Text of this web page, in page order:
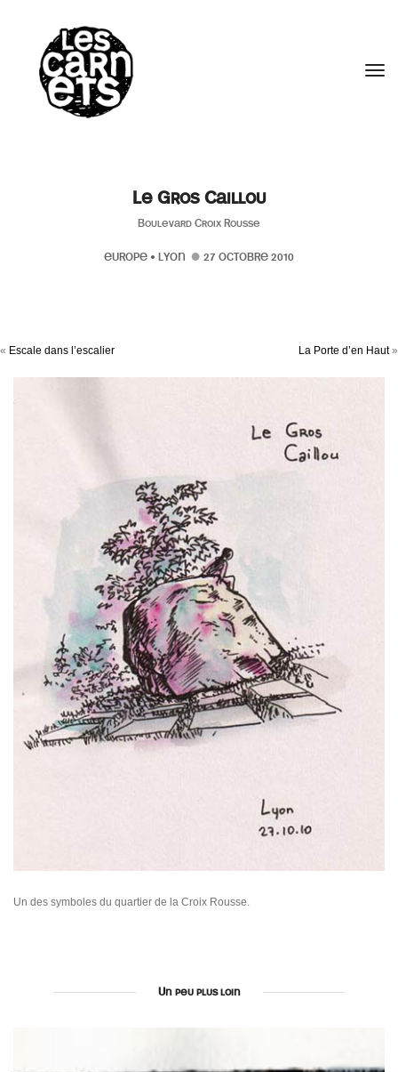
Le Gros Caillou
Boulevard Croix Rousse
EUROPE • LYON 27 OCTOBRE 2010
« Escale dans l’escalier La Porte d’en Haut»
Un des symboles du quartier de la Croix Rousse.
Un peu plus loin